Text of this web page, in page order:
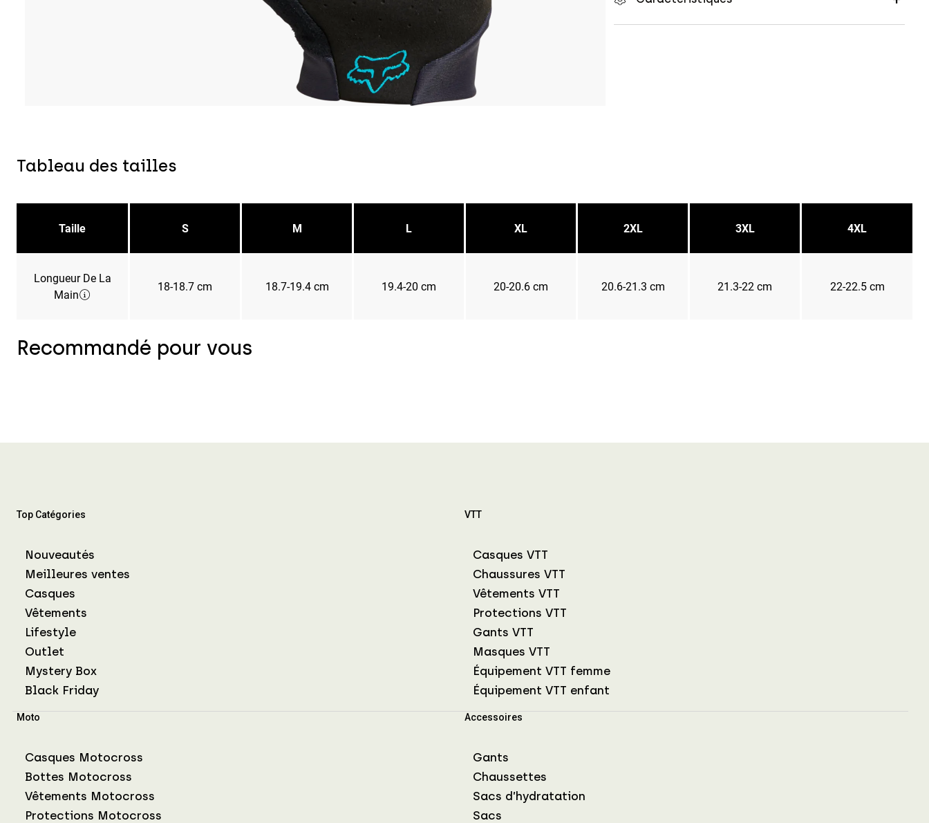
Tableau des tailles
Taille S M L XL 2XL 3XL 4XL
Longueur De La
Main
18-18.7 cm 18.7-19.4 cm 19.4-20 cm 20-20.6 cm 20.6-21.3 cm 21.3-22 cm 22-22.5 cm
Recommandé pour vous
Top Catégories
Nouveautés
Meilleures ventes
Casques
Vêtements
Lifestyle
Outlet
Mystery Box
Black Friday
VTT
Casques VTT
Chaussures VTT
Vêtements VTT
Protections VTT
Gants VTT
Masques VTT
Équipement VTT femme
Équipement VTT enfant
Moto
Casques Motocross
Bottes Motocross
Vêtements Motocross
Protections Motocross
Accessoires
Gants
Chaussettes
Sacs d’hydratation
Sacs